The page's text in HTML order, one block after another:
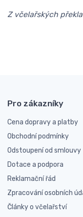
Z včelařských
Pro zákazníky
Cena dopravy a platby
Obchodní podmínky
Odstoupení od smlouvy
Dotace a podpora
Reklamační řád
Zpracování osobních
Články o včelařství